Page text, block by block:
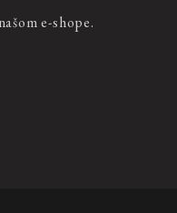
e-shope.